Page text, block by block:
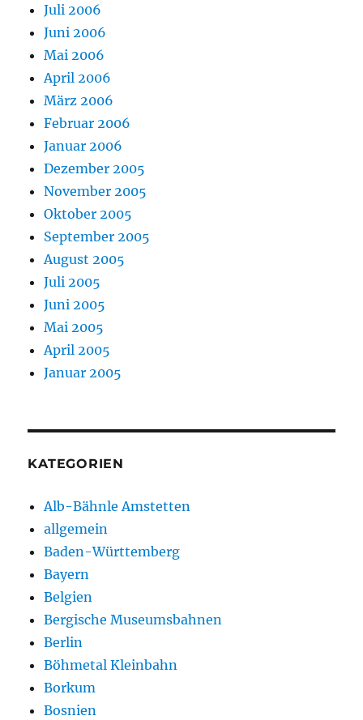
Juli 2006
Juni 2006
Mai 2006
April 2006
März 2006
Februar 2006
Januar 2006
Dezember 2005
November 2005
Oktober 2005
September 2005
August 2005
Juli 2005
Juni 2005
Mai 2005
April 2005
Januar 2005
KATEGORIEN
Alb-Bähnle Amstetten
allgemein
Baden-Württemberg
Bayern
Belgien
Bergische Museumsbahnen
Berlin
Böhmetal Kleinbahn
Borkum
Bosnien